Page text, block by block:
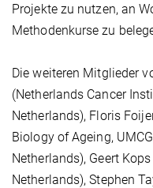
Projekte zu nutzen, an
Methodenkurse zu
Die weiteren Mitglieder
(Netherlands Cancer
Netherlands), Floris
Biology of Ageing,
Netherlands), Geert
Netherlands), Stephen